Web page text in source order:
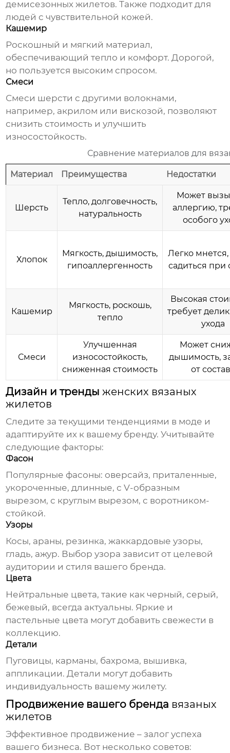
демисезонных жилетов. Также подходит для
людей с чувствительной кожей.
Кашемир
Роскошный и мягкий материал,
обеспечивающий тепло и комфорт. Дорогой,
но пользуется высоким спросом.
Смеси
Смеси шерсти с другими волокнами,
например, акрилом или вискозой, позволяют
снизить стоимость и улучшить
износостойкость.
Сравнение материалов для
Материал Преимущества Недостатки
Шерсть
Тепло, долговечность,
натуральность
Может
аллергию,
особого
Хлопок
Мягкость, дышимость,
гипоаллергенность
Легко
садиться при
Кашемир
Мягкость, роскошь,
тепло
Высокая
требует
ухода
Смеси
Улучшенная
износостойкость,
сниженная стоимость
Может
дышимость,
от
Дизайн и трендыженских вязаных
жилетов
Следите за текущими тенденциями в моде и
адаптируйте их к вашему бренду. Учитывайте
следующие факторы:
Фасон
Популярные фасоны: оверсайз, приталенные,
укороченные, длинные, с V-образным
вырезом, с круглым вырезом, с воротником-
стойкой.
Узоры
Косы, араны, резинка, жаккардовые узоры,
гладь, ажур. Выбор узора зависит от целевой
аудитории и стиля вашего бренда.
Цвета
Нейтральные цвета, такие как черный, серый,
бежевый, всегда актуальны. Яркие и
пастельные цвета могут добавить свежести в
коллекцию.
Детали
Пуговицы, карманы, бахрома, вышивка,
аппликации. Детали могут добавить
индивидуальность вашему жилету.
Продвижение вашего бренда вязаных
жилетов
Эффективное продвижение – залог успеха
вашего бизнеса. Вот несколько советов: